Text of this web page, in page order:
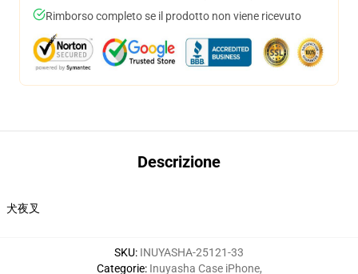
Rimborso completo se il prodotto non viene ricevuto
Descrizione
犬夜叉
SKU: INUYASHA-25121-33
Categorie: Inuyasha Case iPhone,